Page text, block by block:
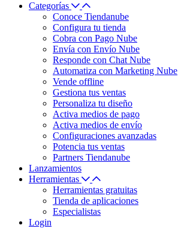
Categorías
Conoce Tiendanube
Configura tu tienda
Cobra con Pago Nube
Envía con Envío Nube
Responde con Chat Nube
Automatiza con Marketing Nube
Vende offline
Gestiona tus ventas
Personaliza tu diseño
Activa medios de pago
Activa medios de envío
Configuraciones avanzadas
Potencia tus ventas
Partners Tiendanube
Lanzamientos
Herramientas
Herramientas gratuitas
Tienda de aplicaciones
Especialistas
Login